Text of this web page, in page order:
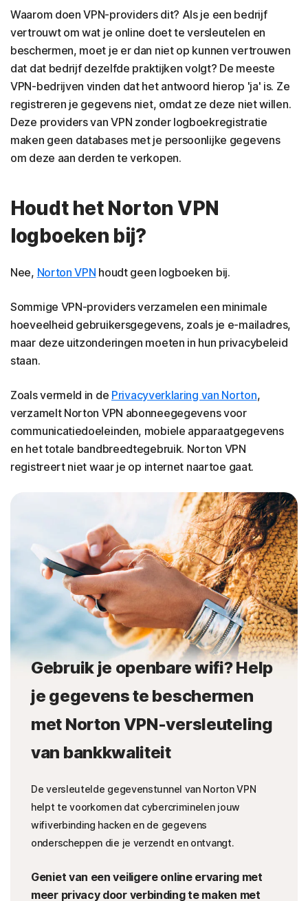
Waarom doen VPN-providers dit? Als je een bedrijf
vertrouwt om wat je online doet te versleutelen en
beschermen, moet je er dan niet op kunnen vertrouwen
dat dat bedrijf dezelfde praktijken volgt? De meeste
VPN-bedrijven vinden dat het antwoord hierop 'ja' is. Ze
registreren je gegevens niet, omdat ze deze niet willen.
Deze providers van VPN zonder logboekregistratie
maken geen databases met je persoonlijke gegevens
om deze aan derden te verkopen.
Houdt het Norton VPN
logboeken bij?
Nee, Norton VPN houdt geen logboeken bij.
Sommige VPN-providers verzamelen een minimale
hoeveelheid gebruikersgegevens, zoals je e-mailadres,
maar deze uitzonderingen moeten in hun privacybeleid
staan.
Zoals vermeld in de Privacyverklaring van Norton,
verzamelt Norton VPN abonneegegevens voor
communicatiedoeleinden, mobiele apparaatgegevens
en het totale bandbreedtegebruik. Norton VPN
registreert niet waar je op internet naartoe gaat.
Gebruik je openbare wifi? Help
je gegevens te beschermen
met Norton VPN-versleuteling
van bankkwaliteit
De versleutelde gegevenstunnel van Norton VPN
helpt te voorkomen dat cybercriminelen jouw
wifiverbinding hacken en de gegevens
onderscheppen die je verzendt en ontvangt.
Geniet van een veiligere online ervaring met
meer privacy door verbinding te maken met